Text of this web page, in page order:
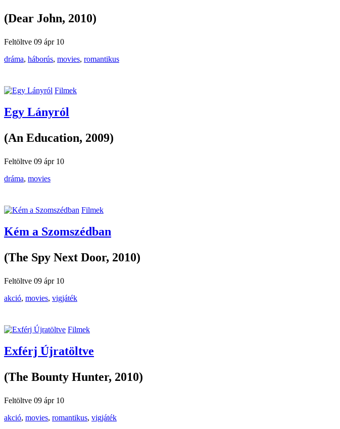
(Dear John, 2010)
Feltöltve 09 ápr 10
dráma, háborús, movies, romantikus
Filmek
Egy Lányról
(An Education, 2009)
Feltöltve 09 ápr 10
dráma, movies
Filmek
Kém a Szomszédban
(The Spy Next Door, 2010)
Feltöltve 09 ápr 10
akció, movies, vigjáték
Filmek
Exférj Újratöltve
(The Bounty Hunter, 2010)
Feltöltve 09 ápr 10
akció, movies, romantikus, vigjáték